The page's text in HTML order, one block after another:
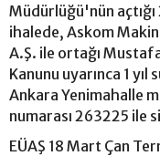
Müdürlüğü'nün
ihalede, Askom
A.Ş. ile ortağı
Kanunu uyarınca 1
Ankara Yenimahalle
numarası 263225 ile
EÜAŞ 18 Mart Çan